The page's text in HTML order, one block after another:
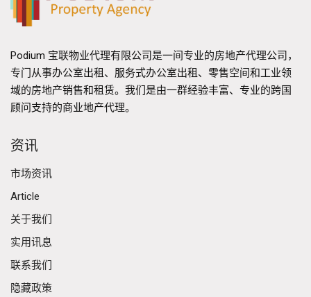
Podium 宝联物业代理有限公司是一间专业的房地产代理公司，
专门从事办公室出租、服务式办公室出租、零售空间和工业领
域的房地产销售和租赁。我们是由一群经验丰富、专业的跨国
顾问支持的商业地产代理。
资讯
市场资讯
Article
关于我们
实用讯息
联系我们
隐藏政策